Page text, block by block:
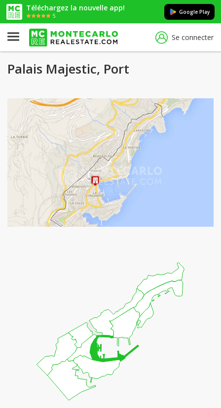
Téléchargez la nouvelle app!
5
Google Play
Se connecter
Palais Majestic, Port